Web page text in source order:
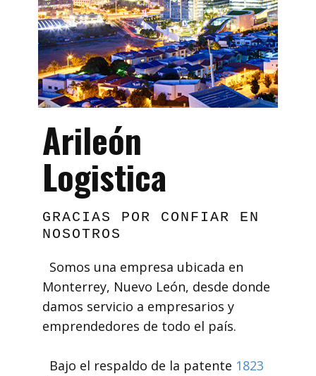
Arileón
Logistica
GRACIAS POR CONFIAR EN
NOSOTROS
Somos una empresa ubicada en
Monterrey, Nuevo León, desde donde
damos servicio a empresarios y
emprendedores de todo el país.
Bajo el respaldo de la patente 1823